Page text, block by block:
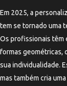
Em 2025, a
tem se tornado uma
Os profissionais têm
formas geométricas,
sua individualidade.
mas também cria